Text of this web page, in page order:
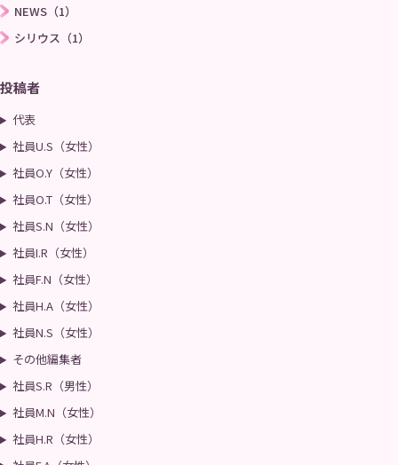
NEWS（1）
シリウス（1）
投稿者
代表
社員U.S（女性）
社員O.Y（女性）
社員O.T（女性）
社員S.N（女性）
社員I.R（女性）
社員F.N（女性）
社員H.A（女性）
社員N.S（女性）
その他編集者
社員S.R（男性）
社員M.N（女性）
社員H.R（女性）